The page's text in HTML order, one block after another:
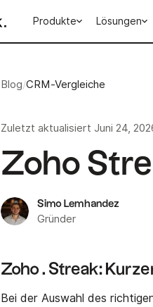
Produkte Lösungen
Blog/CRM-Vergleiche
Zuletzt aktualisiert Juni 24,
Zoho
Simo Lemhandez
Gründer
Zoho . Streak:
Bei der Auswahl des